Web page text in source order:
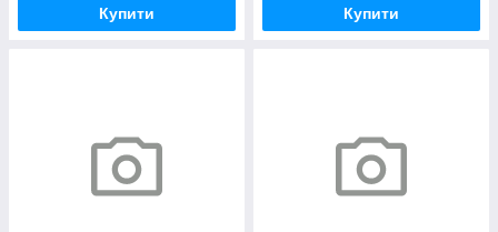
Купити Купити